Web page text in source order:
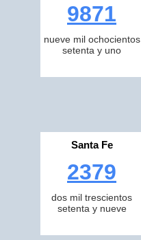
9871
nueve mil ochocientos
setenta y uno
Santa Fe
2379
dos mil trescientos
setenta y nueve